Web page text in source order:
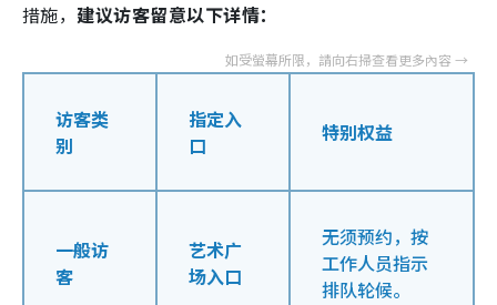
措施，建议访客留意以下详情：
访客类
别
指定入
口
特别权益
一般访
客
艺术广
场入口
无须预约，按
工作人员指示
排队轮候。